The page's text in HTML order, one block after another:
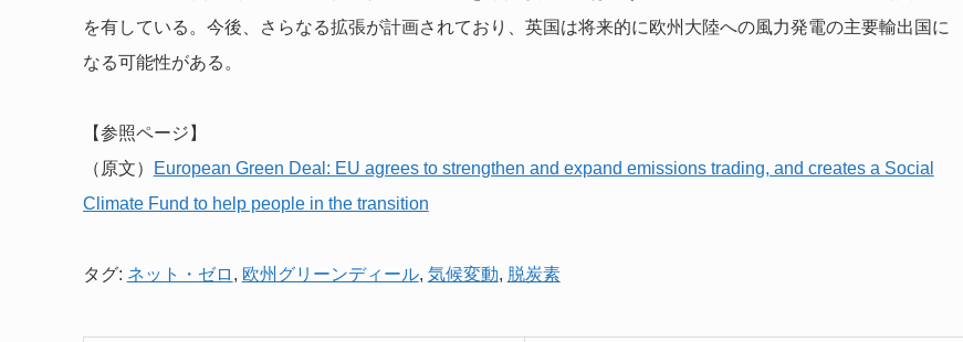
を有している。今後、さらなる拡張が計画されており、英国は将来的に欧州大陸への風力発電の主要輸出国に
なる可能性がある。
【参照ページ】
（原文）
European Green Deal: EU agrees to strengthen and expand emissions trading, and creates a Social
Climate Fund to help people in the transition
タグ: ネット・ゼロ , 欧州グリーンディール, 気候変動, 脱炭素